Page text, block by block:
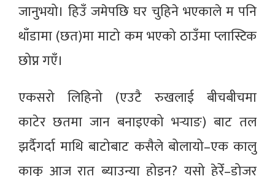
जानुभयो। हिउँ जमेपछि घर चुहिने भएकाले म पनि
थाँडामा (छत)मा माटो कम भएको ठाउँमा प्लास्टिक
छोप्न गएँ।
एकसरो लिहिनो (एउटै रुखलाई बीचबीचमा
काटेर छतमा जान बनाइएको भर्‍याङ) बाट तल
झर्दैगर्दा माथि बाटोबाट कसैले बोलायो–एक कालु